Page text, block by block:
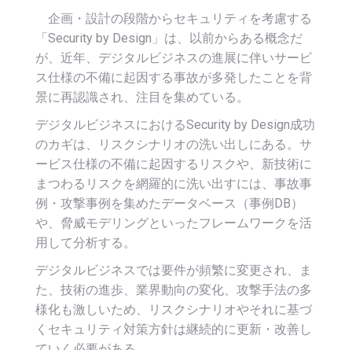
企画・設計の段階からセキュリティを考慮する
「Security by Design」は、以前からある概念だ
が、近年、デジタルビジネスの進展に伴いサービ
ス仕様の不備に起因する事故が多発したことを背
景に再認識され、注目を集めている。
デジタルビジネスにおけるSecurity by Design成功
のカギは、リスクシナリオの洗い出しにある。サ
ービス仕様の不備に起因するリスクや、新技術に
まつわるリスクを網羅的に洗い出すには、事故事
例・攻撃事例を集めたデータベース（事例DB）
や、脅威モデリングといったフレームワークを活
用して分析する。
デジタルビジネスでは要件が頻繁に変更され、ま
た、技術の進歩、業界動向の変化、攻撃手法の多
様化も激しいため、リスクシナリオやそれに基づ
くセキュリティ対策方針は継続的に更新・改善し